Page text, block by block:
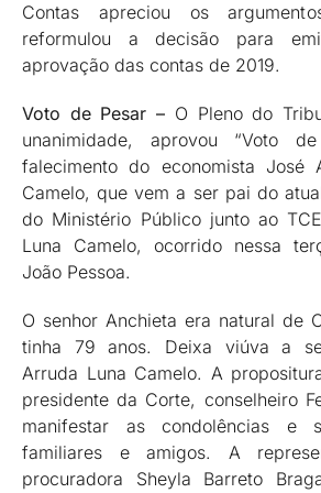
Contas apreciou os
reformulou a decisão para
aprovação das contas de 2019.
Voto de Pesar – O Pleno do
unanimidade, aprovou “Voto
falecimento do economista José
Camelo, que vem a ser pai do
do Ministério Público junto ao
Luna Camelo, ocorrido nessa
João Pessoa.
O senhor Anchieta era natural de
tinha 79 anos. Deixa viúva a
Arruda Luna Camelo. A
presidente da Corte, conselheiro
manifestar as condolências e
familiares e amigos. A
procuradora Sheyla Barreto